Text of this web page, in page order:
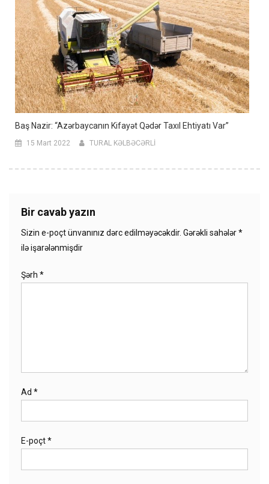
Baş Nazir: “Azərbaycanın Kifayət Qədər Taxıl Ehtiyatı Var”
15 Mart 2022 TURAL KƏLBƏCƏRLİ
Bir cavab yazın
Sizin e-poçt ünvanınız dərc edilməyəcəkdir. Gərəkli sahələr*
ilə işarələnmişdir
Şərh *
Ad *
E-poçt*